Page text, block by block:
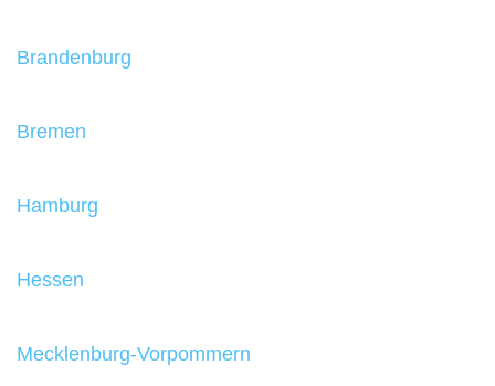
Brandenburg
Bremen
Hamburg
Hessen
Mecklenburg-Vorpommern